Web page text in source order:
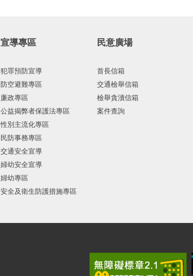
宣導專區
犯罪預防宣導
防空避難專區
廉政專區
公益揭弊者保護法專區
性別主流化專區
民防事務專區
交通安全宣導
婦幼安全宣導
婦幼專區
安全及衛生防護措施專區
民意廣場
首長信箱
交通檢舉信箱
檢舉貪瀆信箱
案件查詢